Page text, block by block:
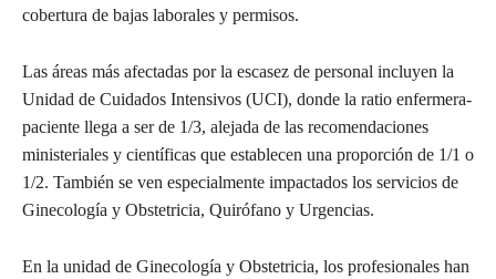
cobertura de bajas laborales y permisos.
Las áreas más afectadas por la escasez de personal incluyen la
Unidad de Cuidados Intensivos (UCI), donde la ratio enfermera-
paciente llega a ser de 1/3, alejada de las recomendaciones
ministeriales y científicas que establecen una proporción de 1/1 o
1/2. También se ven especialmente impactados los servicios de
Ginecología y Obstetricia, Quirófano y Urgencias.
En la unidad de Ginecología y Obstetricia, los profesionales han